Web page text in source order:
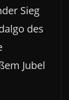
Sieg
des
Jubel